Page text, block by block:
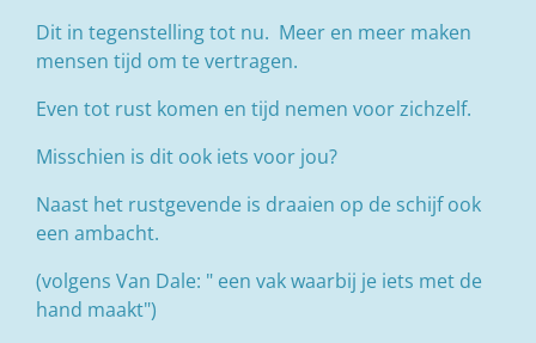
Dit in tegenstelling tot nu. Meer en meer maken
mensen tijd om te vertragen.
Even tot rust komen en tijd nemen voor zichzelf.
Misschien is dit ook iets voor jou?
Naast het rustgevende is draaien op de schijf ook
een ambacht.
(volgens Van Dale: " een vak waarbij je iets met de
hand maakt")